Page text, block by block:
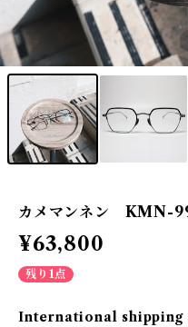
カメマンネン KMN-
¥63,800
残り1点
International shipping